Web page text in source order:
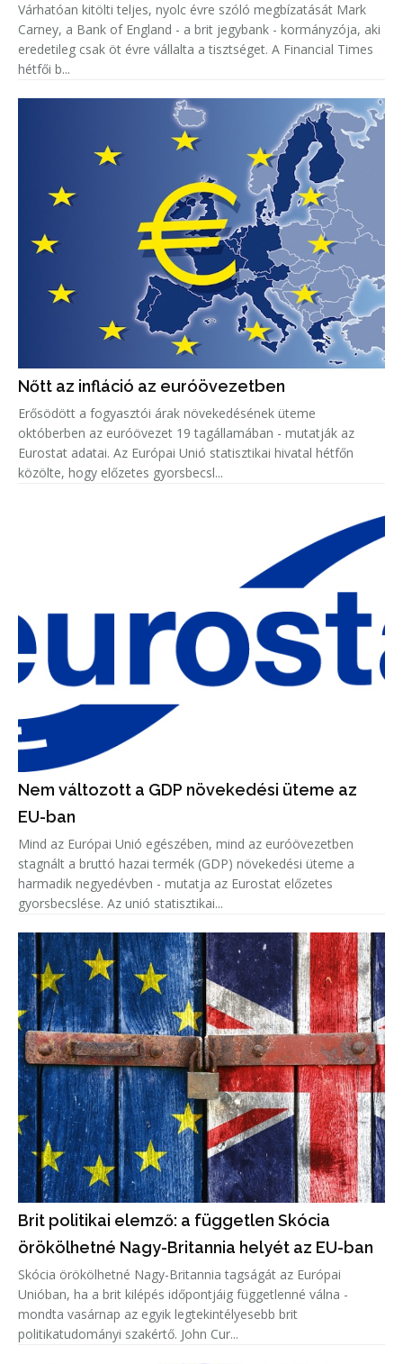
Várhatóan kitölti teljes, nyolc évre szóló megbízatását Mark
Carney, a Bank of England - a brit jegybank - kormányzója, aki
eredetileg csak öt évre vállalta a tisztséget. A Financial Times
hétfői b...
Nőtt az infláció az euróövezetben
Erősödött a fogyasztói árak növekedésének üteme
októberben az euróövezet 19 tagállamában - mutatják az
Eurostat adatai. Az Európai Unió statisztikai hivatal hétfőn
közölte, hogy előzetes gyorsbecsl...
Nem változott a GDP növekedési üteme az
EU-ban
Mind az Európai Unió egészében, mind az euróövezetben
stagnált a bruttó hazai termék (GDP) növekedési üteme a
harmadik negyedévben - mutatja az Eurostat előzetes
gyorsbecslése. Az unió statisztikai...
Brit politikai elemző: a független Skócia
örökölhetné Nagy-Britannia helyét az EU-ban
Skócia örökölhetné Nagy-Britannia tagságát az Európai
Unióban, ha a brit kilépés időpontjáig függetlenné válna -
mondta vasárnap az egyik legtekintélyesebb brit
politikatudományi szakértő. John Cur...